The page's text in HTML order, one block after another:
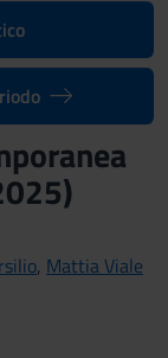
, Mattia Viale